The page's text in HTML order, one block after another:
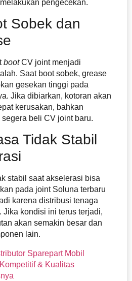
pengecekan.
Sobek dan
bootCV joint menjadi
Saat boot sobek, grease
gesekan tinggi pada
Jika dibiarkan, kotoran akan
kerusakan, bahkan
beli CV joint baru.
Tidak Stabil
stabil saat akselerasi bisa
pada joint Soluna terbaru
karena distribusi tenaga
Jika kondisi ini terus terjadi,
akan semakin besar dan
lain.
Sparepart Mobil
& Kualitas